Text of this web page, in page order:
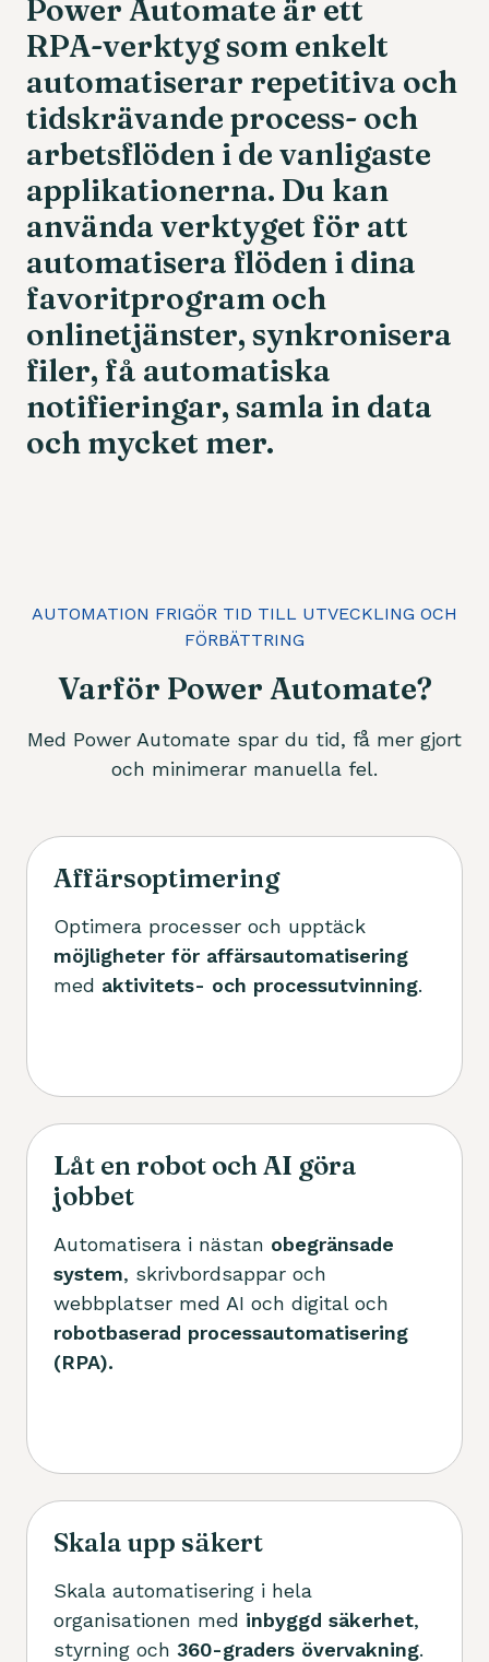
Power Automate är ett
RPA-verktygsom enkelt
automatiserar repetitiva och
tidskrävande process- och
arbetsflöden i de vanligaste
applikationerna. Du kan
använda verktyget för att
automatisera flöden i dina
favoritprogram och
onlinetjänster, synkronisera
filer, få automatiska
notifieringar, samla in data
och mycket mer.
AUTOMATION FRIGÖR TID TILL UTVECKLING OCH
FÖRBÄTTRING
Varför Power Automate?
Med Power Automate spar du tid, få mer gjort
och minimerar manuella fel.
Affärsoptimering
Optimera processer och upptäck
möjligheter för affärsautomatisering
med aktivitets- och processutvinning.
Låt en robot och AI göra
jobbet
Automatisera i nästan obegränsade
system, skrivbordsappar och
webbplatser med AI och digital och
robotbaserad processautomatisering
(RPA).
Skala upp säkert
Skala automatisering i hela
organisationen med inbyggd säkerhet,
styrning och 360-graders övervakning.